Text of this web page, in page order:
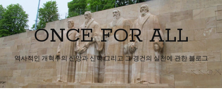
ONCE FOR ALL
역사적인 개혁주의 신앙과 신학 그리고 그 경건의 실천에 관한 블로그